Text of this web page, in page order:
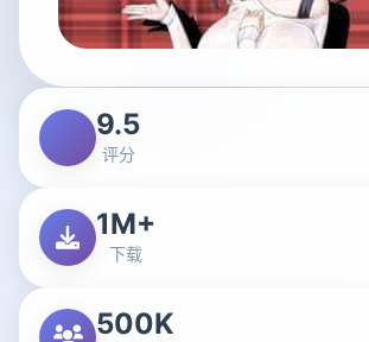
9.5
评分
1M+
下载
500K